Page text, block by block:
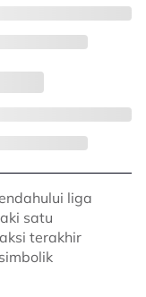
liga
satu
terakhir